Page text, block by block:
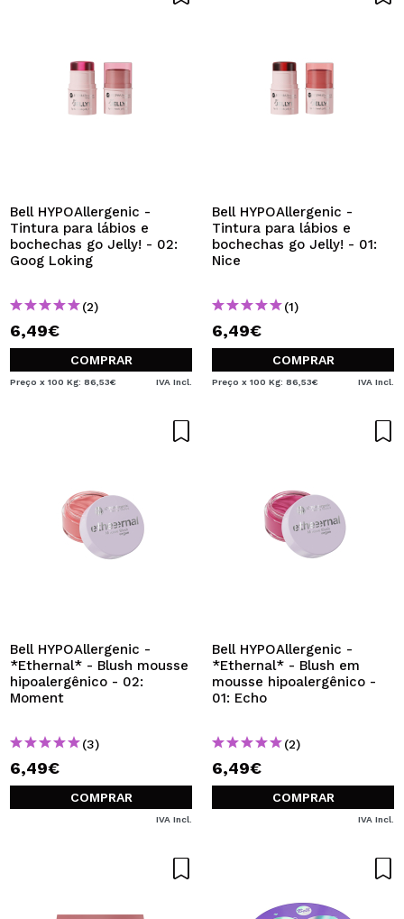
Bell HYPOAllergenic -
Tintura para lábios e
bochechas go Jelly! - 02:
Goog Loking
(2)
6,49€
COMPRAR
Preço x 100 Kg: 86,53€ IVA Incl.
Bell HYPOAllergenic -
Tintura para lábios e
bochechas go Jelly! - 01:
Nice
(1)
6,49€
COMPRAR
Preço x 100 Kg: 86,53€ IVA Incl.
Bell HYPOAllergenic -
*Ethernal* - Blush mousse
hipoalergênico - 02:
Moment
(3)
6,49€
COMPRAR
IVA Incl.
Bell HYPOAllergenic -
*Ethernal* - Blush em
mousse hipoalergênico -
01: Echo
(2)
6,49€
COMPRAR
IVA Incl.